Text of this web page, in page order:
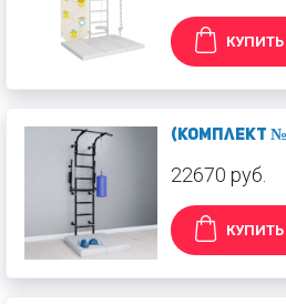
КУПИТЬ
(Комплект
22670 руб.
КУПИТЬ